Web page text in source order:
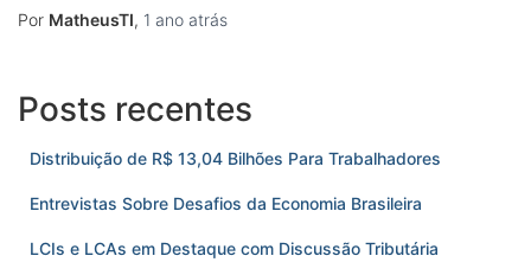
Por MatheusTI, 1 ano atrás
Posts recentes
Distribuição de R$ 13,04 Bilhões Para Trabalhadores
Entrevistas Sobre Desafios da Economia Brasileira
LCIs e LCAs em Destaque com Discussão Tributária